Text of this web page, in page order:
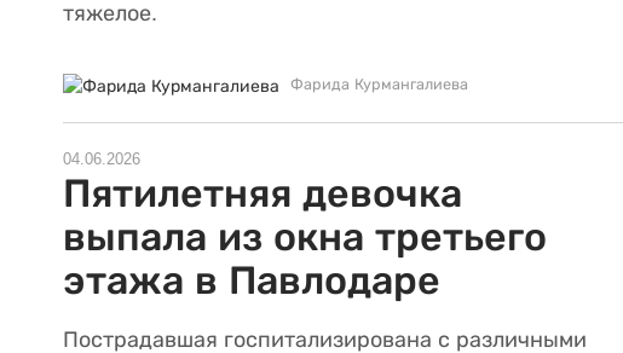
тяжелое.
Фарида Курмангалиева
04.06.2026
Пятилетняя девочка
выпала из окна третьего
этажа в Павлодаре
Пострадавшая госпитализирована с различными